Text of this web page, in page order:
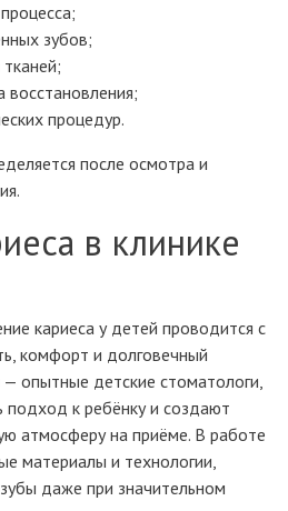
зубов;
процедур.
после осмотра и
в клинике
кариеса у детей проводится с
комфорт и долговечный
— опытные детские стоматологи,
к ребёнку и создают
атмосферу на приёме. В работе
материалы и технологии,
даже при значительном